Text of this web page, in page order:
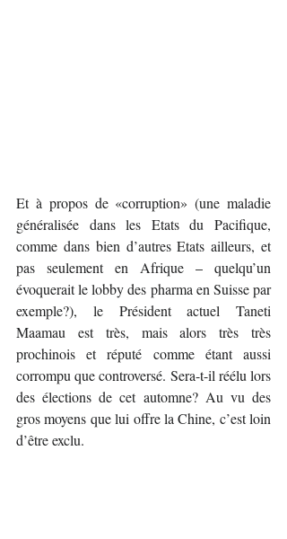
Et à propos de «corruption» (une maladie
généralisée dans les Etats du Pacifique,
comme dans bien d’autres Etats ailleurs, et
pas seulement en Afrique – quelqu’un
évoquerait le lobby des pharma en Suisse par
exemple?), le Président actuel Taneti
Maamau est très, mais alors très très
prochinois et réputé comme étant aussi
corrompu que controversé. Sera-t-il réélu lors
des élections de cet automne? Au vu des
gros moyens que lui offre la Chine, c’est loin
d’être exclu.